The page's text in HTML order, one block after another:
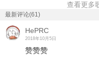
查看更多
最新评论(61)
HePRC
2018年10月5日
赞赞赞